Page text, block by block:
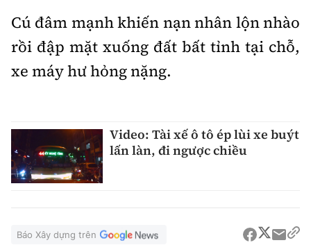
Hotline:
0901 514 799
Quảng cáo và Phát hành:
0915 057 282
bandoc@baoxaydung.vn
Cấm sao chép dưới mọi hình thức nếu không có sự
Cú đâm mạnh khiến nạn nhân lộn nhào
rồi đập mặt xuống đất bất tỉnh tại chỗ,
xe máy hư hỏng nặng.
Video: Tài xế ô tô ép lùi xe buýt
lấn làn, đi ngược chiều
Báo Xây dựng trên